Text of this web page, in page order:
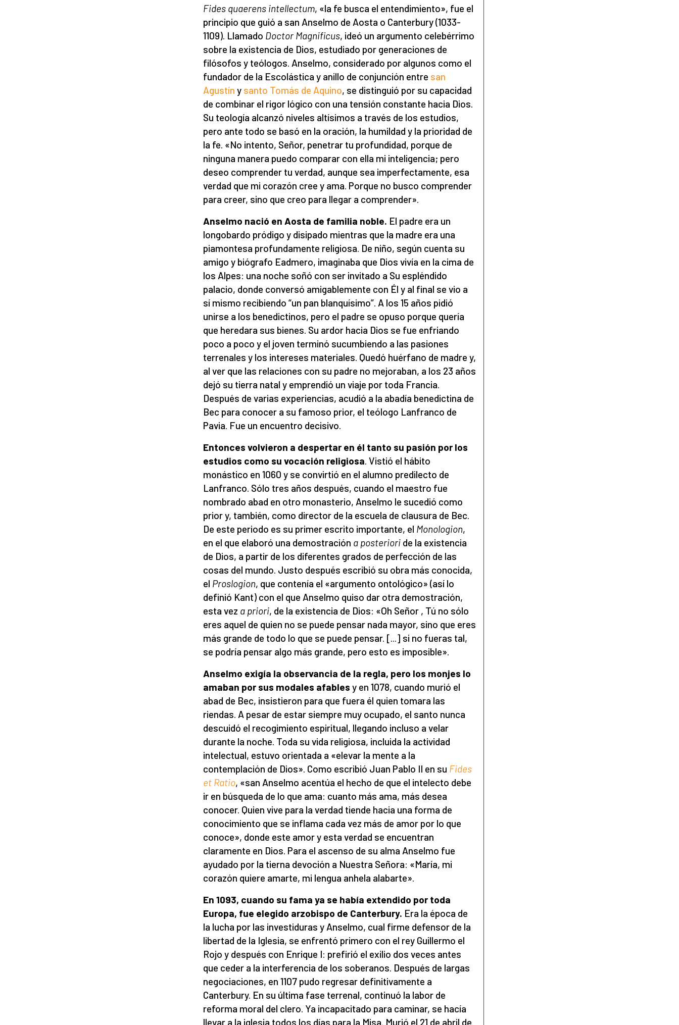
Fides quaerens intellectum, «la fe busca el entendimiento», fue el
principio que guió a san Anselmo de Aosta o Canterbury (1033-
1109). Llamado Doctor Magnificus, ideó un argumento celebérrimo
sobre la existencia de Dios, estudiado por generaciones de
filósofos y teólogos. Anselmo, considerado por algunos como el
fundador de la Escolástica y anillo de conjunción entre san
Agustín y santo Tomás de Aquino, se distinguió por su capacidad
de combinar el rigor lógico con una tensión constante hacia Dios.
Su teología alcanzó niveles altísimos a través de los estudios,
pero ante todo se basó en la oración, la humildad y la prioridad de
la fe. «No intento, Señor, penetrar tu profundidad, porque de
ninguna manera puedo comparar con ella mi inteligencia; pero
deseo comprender tu verdad, aunque sea imperfectamente, esa
verdad que mi corazón cree y ama. Porque no busco comprender
para creer, sino que creo para llegar a comprender».
Anselmo nació en Aosta de familia noble. El padre era un
longobardo pródigo y disipado mientras que la madre era una
piamontesa profundamente religiosa. De niño, según cuenta su
amigo y biógrafo Eadmero, imaginaba que Dios vivía en la cima de
los Alpes: una noche soñó con ser invitado a Su espléndido
palacio, donde conversó amigablemente con Él y al final se vio a
sí mismo recibiendo “un pan blanquísimo”. A los 15 años pidió
unirse a los benedictinos, pero el padre se opuso porque quería
que heredara sus bienes. Su ardor hacia Dios se fue enfriando
poco a poco y el joven terminó sucumbiendo a las pasiones
terrenales y los intereses materiales. Quedó huérfano de madre y,
al ver que las relaciones con su padre no mejoraban, a los 23 años
dejó su tierra natal y emprendió un viaje por toda Francia.
Después de varias experiencias, acudió a la abadía benedictina de
Bec para conocer a su famoso prior, el teólogo Lanfranco de
Pavia. Fue un encuentro decisivo.
Entonces volvieron a despertar en él tanto su pasión por los
estudios como su vocación religiosa. Vistió el hábito
monástico en 1060 y se convirtió en el alumno predilecto de
Lanfranco. Sólo tres años después, cuando el maestro fue
nombrado abad en otro monasterio, Anselmo le sucedió como
prior y, también, como director de la escuela de clausura de Bec.
De este periodo es su primer escrito importante, el Monologion,
en el que elaboró una demostración a posteriori de la existencia
de Dios, a partir de los diferentes grados de perfección de las
cosas del mundo. Justo después escribió su obra más conocida,
el Proslogion, que contenía el «argumento ontológico» (así lo
definió Kant) con el que Anselmo quiso dar otra demostración,
esta vez a priori, de la existencia de Dios: «Oh Señor , Tú no sólo
eres aquel de quien no se puede pensar nada mayor, sino que eres
más grande de todo lo que se puede pensar. [...] si no fueras tal,
se podría pensar algo más grande, pero esto es imposible».
Anselmo exigía la observancia de la regla, pero los monjes lo
amaban por sus modales afables y en 1078, cuando murió el
abad de Bec, insistieron para que fuera él quien tomara las
riendas. A pesar de estar siempre muy ocupado, el santo nunca
descuidó el recogimiento espiritual, llegando incluso a velar
durante la noche. Toda su vida religiosa, incluida la actividad
intelectual, estuvo orientada a «elevar la mente a la
contemplación de Dios». Como escribió Juan Pablo II en su Fides
et Ratio, «san Anselmo acentúa el hecho de que el intelecto debe
ir en búsqueda de lo que ama: cuanto más ama, más desea
conocer. Quien vive para la verdad tiende hacia una forma de
conocimiento que se inflama cada vez más de amor por lo que
conoce», donde este amor y esta verdad se encuentran
claramente en Dios. Para el ascenso de su alma Anselmo fue
ayudado por la tierna devoción a Nuestra Señora: «María, mi
corazón quiere amarte, mi lengua anhela alabarte».
En 1093, cuando su fama ya se había extendido por toda
Europa, fue elegido arzobispo de Canterbury. Era la época de
la lucha por las investiduras y Anselmo, cual firme defensor de la
libertad de la Iglesia, se enfrentó primero con el rey Guillermo el
Rojo y después con Enrique I: prefirió el exilio dos veces antes
que ceder a la interferencia de los soberanos. Después de largas
negociaciones, en 1107 pudo regresar definitivamente a
Canterbury. En su última fase terrenal, continuó la labor de
reforma moral del clero. Ya incapacitado para caminar, se hacía
llevar a la iglesia todos los días para la Misa. Murió el 21 de abril de